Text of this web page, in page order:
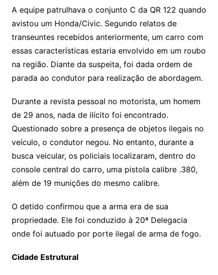
A equipe patrulhava o conjunto C da QR 122 quando
avistou um Honda/Civic. Segundo relatos de
transeuntes recebidos anteriormente, um carro com
essas características estaria envolvido em um roubo
na região. Diante da suspeita, foi dada ordem de
parada ao condutor para realização de abordagem.
Durante a revista pessoal no motorista, um homem
de 29 anos, nada de ilícito foi encontrado.
Questionado sobre a presença de objetos ilegais no
veículo, o condutor negou. No entanto, durante a
busca veicular, os policiais localizaram, dentro do
console central do carro, uma pistola calibre .380,
além de 19 munições do mesmo calibre.
O detido confirmou que a arma era de sua
propriedade. Ele foi conduzido à 20ª Delegacia
onde foi autuado por porte ilegal de arma de fogo.
Cidade Estrutural